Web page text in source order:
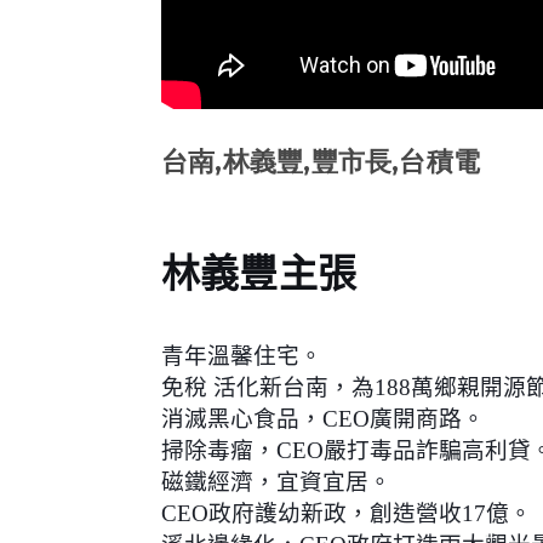
台南,林義豐,豐市長,台積電
林義豐主張
青年溫馨住宅。
免稅 活化新台南，為188萬鄉親開源
消滅黑心食品，CEO廣開商路。
掃除毒瘤，CEO嚴打毒品詐騙高利貸
磁鐵經濟，宜資宜居。
CEO政府護幼新政，創造營收17億。